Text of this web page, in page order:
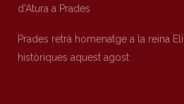
d’Atura a Prades
Prades retrà homenatge a la reina
històriques aquest agost